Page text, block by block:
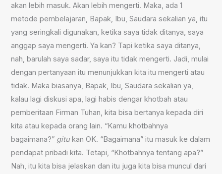
akan lebih masuk. Akan lebih mengerti. Maka, ada 1
metode pembelajaran, Bapak, Ibu, Saudara sekalian ya, itu
yang seringkali digunakan, ketika saya tidak ditanya, saya
anggap saya mengerti. Ya kan? Tapi ketika saya ditanya,
nah, barulah saya sadar, saya itu tidak mengerti. Jadi, mulai
dengan pertanyaan itu menunjukkan kita itu mengerti atau
tidak. Maka biasanya, Bapak, Ibu, Saudara sekalian ya,
kalau lagi diskusi apa, lagi habis dengar khotbah atau
pemberitaan Firman Tuhan, kita bisa bertanya kepada diri
kita atau kepada orang lain. “Kamu khotbahnya
bagaimana?” gitukan OK. “Bagaimana” itu masuk ke dalam
pendapat pribadi kita. Tetapi, “Khotbahnya tentang apa?”
Nah, itu kita bisa jelaskan dan itu juga kita bisa muncul dari